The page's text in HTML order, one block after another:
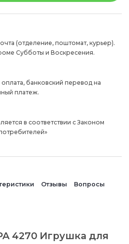
(отделение, поштомат, курьер).
Субботы и Воскресения.
банковский перевод на
платеж.
в соответствии с Законом
Отзывы Вопросы
4270 Игрушка для